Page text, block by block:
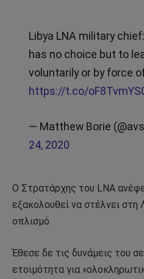
Libya LNA military
has no choice but to
voluntarily or by force
https://t.co/
— Matthew Borie
24, 2020
Ο Στρατάρχης του LNA
εξακολουθεί να στέλνει στη
οπλισμό.
Έθεσε δε τις δυνάμεις του
ετοιμότητα για